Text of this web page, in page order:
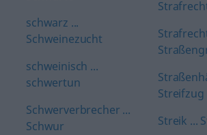
schwarz ...
Schweinezucht
schweinisch ...
schwertun
Schwerverbrecher ...
Schwur
Streifzug
Streik ...